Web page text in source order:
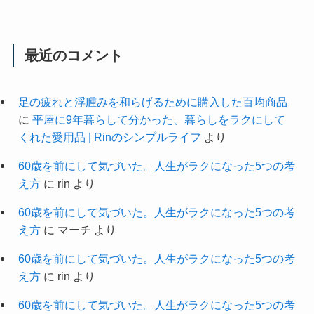
最近のコメント
足の疲れと浮腫みを和らげるために購入した百均商品
に 平屋に9年暮らして分かった、暮らしをラクにして
くれた愛用品 | Rinのシンプルライフ より
60歳を前にして気づいた。人生がラクになった5つの考
え方に rin より
60歳を前にして気づいた。人生がラクになった5つの考
え方に マーチ より
60歳を前にして気づいた。人生がラクになった5つの考
え方に rin より
60歳を前にして気づいた。人生がラクになった5つの考